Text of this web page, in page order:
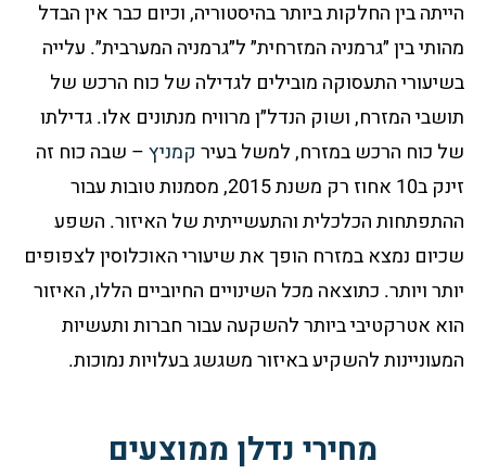
הייתה בין החלקות ביותר בהיסטוריה, וכיום כבר אין הבדל
מהותי בין ״גרמניה המזרחית״ ל״גרמניה המערבית״. עלייה
בשיעורי התעסוקה מובילים לגדילה של כוח הרכש של
תושבי המזרח, ושוק הנדל״ן מרוויח מנתונים אלו. גדילתו
של כוח הרכש במזרח, למשל בעיר קמניץ– שבה כוח זה
זינק ב10 אחוז רק משנת 2015, מסמנות טובות עבור
ההתפתחות הכלכלית והתעשייתית של האיזור. השפע
שכיום נמצא במזרח הופך את שיעורי האוכלוסין לצפופים
יותר ויותר. כתוצאה מכל השינויים החיוביים הללו, האיזור
הוא אטרקטיבי ביותר להשקעה עבור חברות ותעשיות
המעוניינות להשקיע באיזור משגשג בעלויות נמוכות.
מחירי נדלן ממוצעים